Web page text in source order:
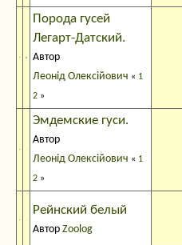
Порода гусей
Легарт-Датский.
Автор
Леонід Олексійович « 1
2 »
Эмдемские гуси.
Автор
Леонід Олексійович « 1
2 »
Рейнский белый
Автор Zoolog